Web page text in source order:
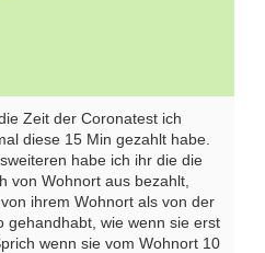
Zeit der Coronatest ich
diese 15 Min gezahlt habe.
habe ich ihr die die
von Wohnort aus bezahlt,
ihrem Wohnort als von der
gehandhabt, wie wenn sie erst
wenn sie vom Wohnort 10